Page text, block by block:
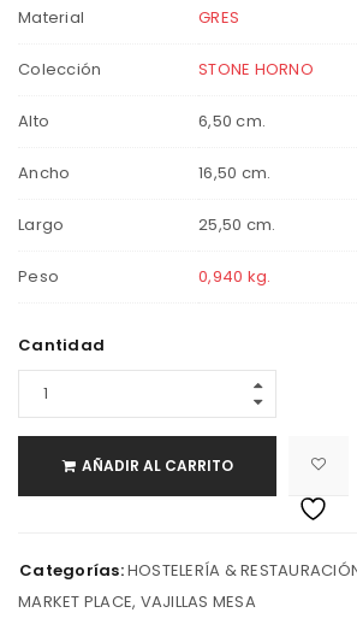
Material GRES
Colección STONE HORNO
Alto 6,50 cm.
Ancho 16,50 cm.
Largo 25,50 cm.
Peso 0,940 kg.
Cantidad
AÑADIR AL CARRITO
Categorías:HOSTELERÍA &
MARKET PLACE, VAJILLAS MESA